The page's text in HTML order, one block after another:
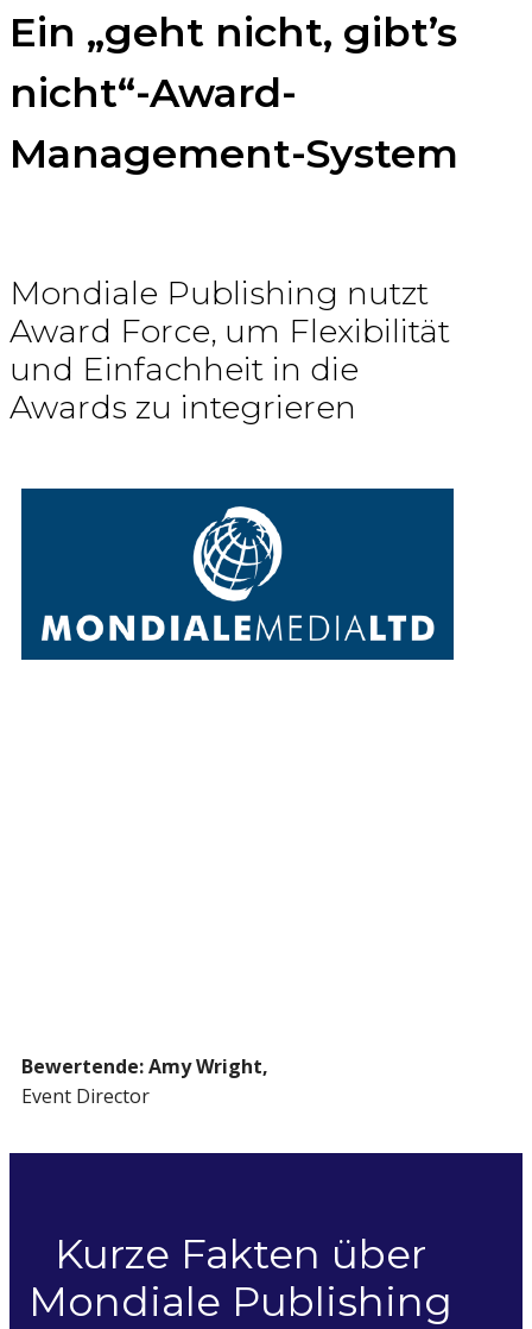
Ein „geht nicht, gibt’s
nicht“-Award-
Management-System
Mondiale Publishing nutzt
Award Force, um Flexibilität
und Einfachheit in die
Awards zu integrieren
Bewertende: Amy Wright,
Event Director
Kurze Fakten über
Mondiale Publishing